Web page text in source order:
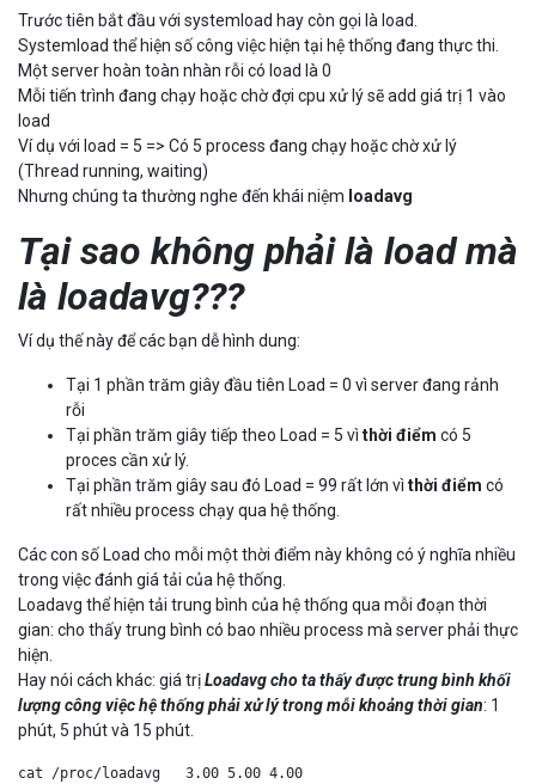
Trước tiên bắt đầu với systemload hay còn gọi là load.
Systemload thể hiện số công việc hiện tại hệ thống đang thực thi.
Một server hoàn toàn nhàn rỗi có load là 0
Mỗi tiến trình đang chạy hoặc chờ đợi cpu xử lý sẽ add giá trị 1 vào
load
Ví dụ với load = 5 => Có 5 process đang chạy hoặc chờ xử lý
(Thread running, waiting)
Nhưng chúng ta thường nghe đến khái niệm loadavg
Tại sao không phải là load mà
là loadavg???
Ví dụ thế này để các bạn dễ hình dung:
Tại 1 phần trăm giây đầu tiên Load = 0 vì server đang rảnh
rỗi
Tại phần trăm giây tiếp theo Load = 5 vì thời điểm có 5
proces cần xử lý.
Tại phần trăm giây sau đó Load = 99 rất lớn vì thời điểm có
rất nhiều process chạy qua hệ thống.
Các con số Load cho mỗi một thời điểm này không có ý nghĩa nhiều
trong việc đánh giá tải của hệ thống.
Loadavg thể hiện tải trung bình của hệ thống qua mỗi đoạn thời
gian: cho thấy trung bình có bao nhiều process mà server phải thực
hiện.
Hay nói cách khác: giá trịLoadavg cho ta thấy được trung bình khối
lượng công việc hệ thống phải xử lý trong mỗi khoảng thời gian: 1
phút, 5 phút và 15 phút.
cat /proc/loadavg   3.00 5.00 4.00